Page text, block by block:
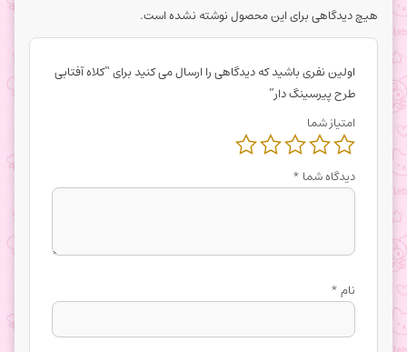
هیچ دیدگاهی برای این محصول نوشته نشده است.
اولین نفری باشید که دیدگاهی را ارسال می کنید برای “کلاه آفتابی
طرح پیرسینگ دار”
امتیاز شما
دیدگاه شما *
نام*